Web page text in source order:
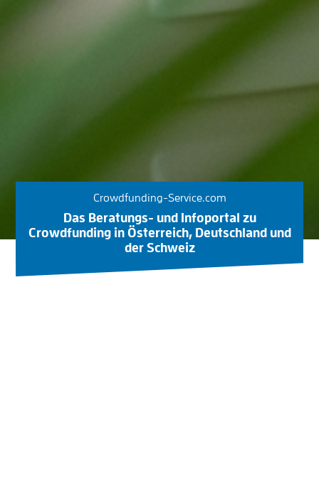
Crowdfunding-Service.com
Das Beratungs- und Infoportal zu
Crowdfunding in Österreich, Deutschland und
der Schweiz